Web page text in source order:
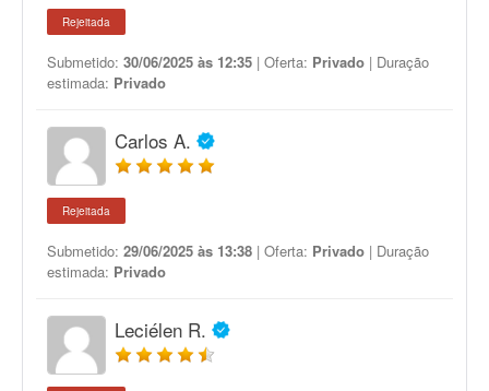
Rejeitada
Submetido: 30/06/2025 às 12:35 | Oferta: Privado | Duração
estimada: Privado
Carlos A.
Rejeitada
Submetido: 29/06/2025 às 13:38 | Oferta: Privado | Duração
estimada: Privado
Leciélen R.